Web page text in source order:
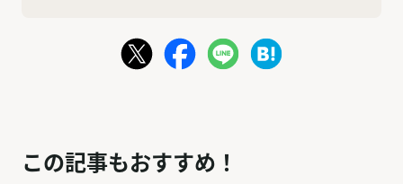
この記事もおすすめ！